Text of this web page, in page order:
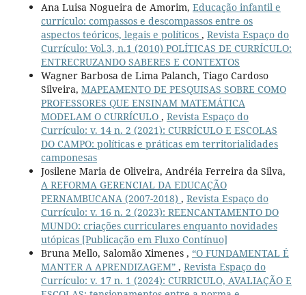
Ana Luisa Nogueira de Amorim, Educação infantil e
currículo: compassos e descompassos entre os
aspectos teóricos, legais e políticos , Revista Espaço do
Currículo: Vol.3, n.1 (2010) POLÍTICAS DE CURRÍCULO:
ENTRECRUZANDO SABERES E CONTEXTOS
Wagner Barbosa de Lima Palanch, Tiago Cardoso
Silveira, MAPEAMENTO DE PESQUISAS SOBRE COMO
PROFESSORES QUE ENSINAM MATEMÁTICA
MODELAM O CURRÍCULO , Revista Espaço do
Currículo: v. 14 n. 2 (2021): CURRÍCULO E ESCOLAS
DO CAMPO: políticas e práticas em territorialidades
camponesas
Josilene Maria de Oliveira, Andréia Ferreira da Silva,
A REFORMA GERENCIAL DA EDUCAÇÃO
PERNAMBUCANA (2007-2018) , Revista Espaço do
Currículo: v. 16 n. 2 (2023): REENCANTAMENTO DO
MUNDO: criações curriculares enquanto novidades
utópicas [Publicação em Fluxo Contínuo]
Bruna Mello, Salomão Ximenes , “O FUNDAMENTAL É
MANTER A APRENDIZAGEM” , Revista Espaço do
Currículo: v. 17 n. 1 (2024): CURRICULO, AVALIAÇÃO E